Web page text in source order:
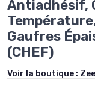
Antiadhésif,
Gaufres
(CHEF)
Voir la boutique :